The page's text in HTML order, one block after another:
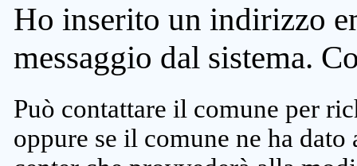
Ho inserito un indirizzo
messaggio dal sistema.
Può contattare il comune per
oppure se il comune ne ha